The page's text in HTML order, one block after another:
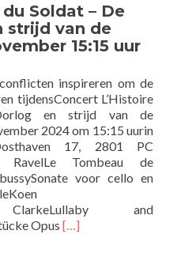
Soldat – De
strijd van de
15:15 uur
inspireren om de
tijdensConcert L’Histoire
en strijd van de
2024 om 15:15 uurin
17, 2801 PC
RavelLe Tombeau de
voor cello en
ClarkeLullaby and
Opus Lees
[…]